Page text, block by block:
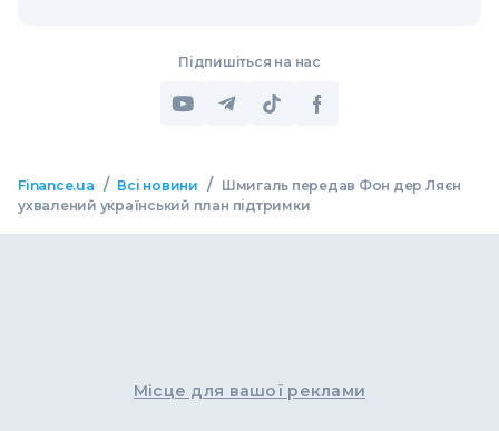
Підпишіться на нас
Finance.ua / Всі новини /
Шмигаль передав Фон дер Ляєн
ухвалений український план підтримки
Місце для вашої реклами